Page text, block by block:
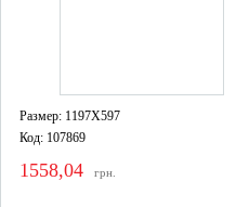
Размер: 1197X597
Код: 107869
1558,04 грн.